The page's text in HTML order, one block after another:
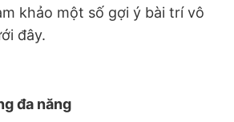
khảo một số gợi ý bài trí vô
đây.
đa năng